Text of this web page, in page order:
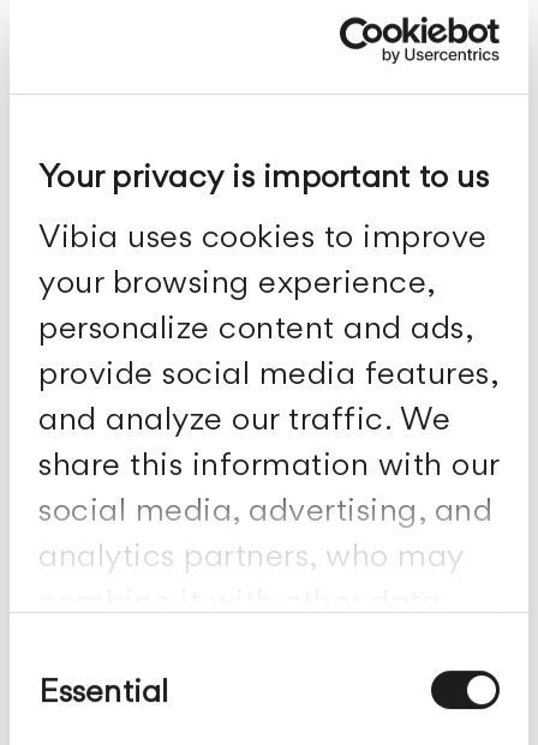
Your privacy is important to us
Vibia uses cookies to improve
your browsing experience,
personalize content and ads,
provide social media features,
and analyze our traffic. We
share this information with our
social media, advertising, and
analytics partners, who may
collected from your use of
Selection
Essential
Semisphere
dirigida
ø 20 cm, ø 30 cm